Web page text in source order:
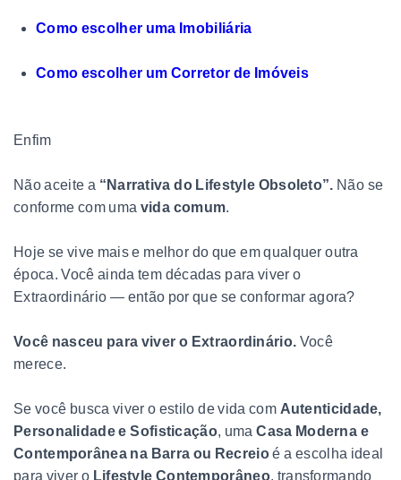
Como escolher uma Imobiliária
Como escolher um Corretor de Imóveis
Enfim
Não aceite a “Narrativa do Lifestyle Obsoleto”. Não se
conforme com uma vida comum.
Hoje se vive mais e melhor do que em qualquer outra
época. Você ainda tem décadas para viver o
Extraordinário — então por que se conformar agora?
Você nasceu para viver o Extraordinário. Você
merece.
Se você busca viver o estilo de vida com Autenticidade,
Personalidade e Sofisticação, umaCasa Moderna e
Contemporânea na Barra ou Recreioé a escolha ideal
para viver o Lifestyle Contemporâneo, transformando